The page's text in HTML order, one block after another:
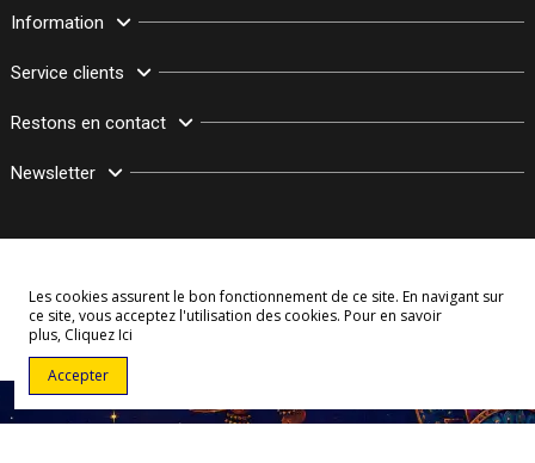
Information
Service clients
Restons en contact
Newsletter
© Copyright 2003–2026 Bollymarket.com - Tous Droits Réservés
Les cookies assurent le bon fonctionnement de ce site. En navigant sur
ce site, vous acceptez l'utilisation des cookies. Pour en savoir
plus, Cliquez Ici
Accepter